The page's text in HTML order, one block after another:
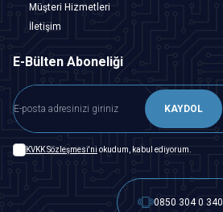
Müşteri Hizmetleri
İletişim
E-Bülten Aboneliği
KAYDOL
KVKK Sözleşmesi'ni okudum, kabul ediyorum.
0850 304 0 340